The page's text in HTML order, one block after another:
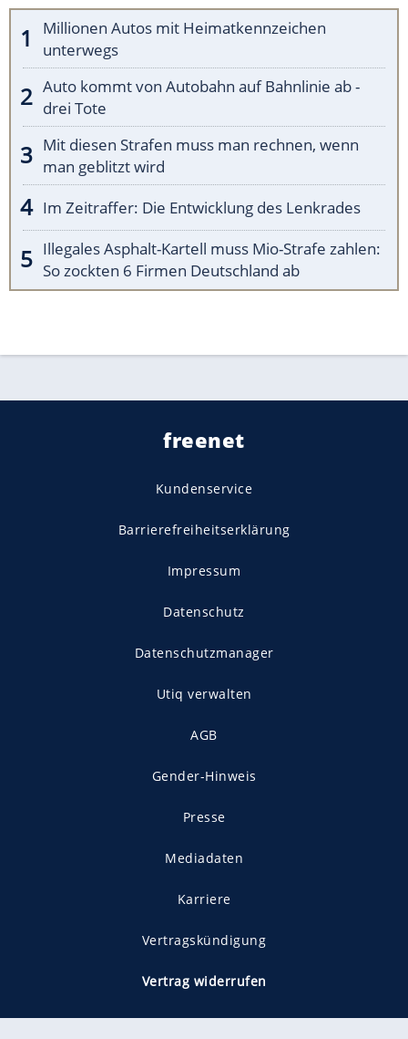
Millionen Autos mit Heimatkennzeichen
unterwegs
Auto kommt von Autobahn auf Bahnlinie ab -
drei Tote
Mit diesen Strafen muss man rechnen, wenn
man geblitzt wird
Im Zeitraffer: Die Entwicklung des Lenkrades
Illegales Asphalt-Kartell muss Mio-Strafe zahlen:
So zockten 6 Firmen Deutschland ab
freenet
Kundenservice
Barrierefreiheitserklärung
Impressum
Datenschutz
Datenschutzmanager
Utiq verwalten
AGB
Gender-Hinweis
Presse
Mediadaten
Karriere
Vertragskündigung
Vertrag widerrufen